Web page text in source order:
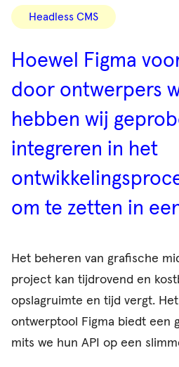
Categorieën
Headless CMS
Hoewel Figma
door ontwerpers
hebben wij
integreren in het
om te zetten in
Het beheren van grafische
project kan tijdrovend en
opslagruimte en tijd vergt.
ontwerptool Figma biedt een
mits we hun API op een